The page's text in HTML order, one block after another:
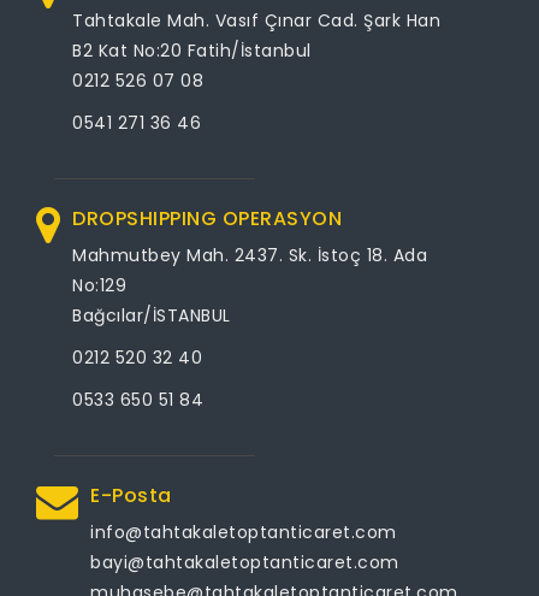
Tahtakale Mah. Vasıf Çınar Cad. Şark Han
B2 Kat No:20 Fatih/İstanbul
0212 526 07 08
0541 271 36 46
DROPSHIPPING OPERASYON
Mahmutbey Mah. 2437. Sk. İstoç 18. Ada
No:129
Bağcılar/İSTANBUL
0212 520 32 40
0533 650 51 84
E-Posta
info@tahtakaletoptanticaret.com
bayi@tahtakaletoptanticaret.com